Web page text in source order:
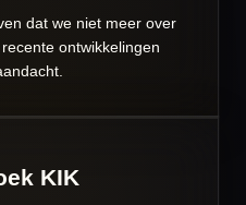
dat we niet meer over
ontwikkelingen
KIK